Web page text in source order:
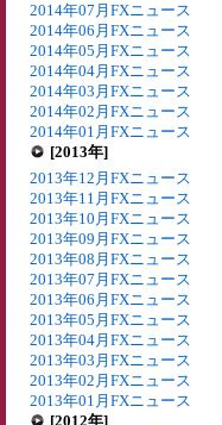
2014年07月FXニュース
2014年06月FXニュース
2014年05月FXニュース
2014年04月FXニュース
2014年03月FXニュース
2014年02月FXニュース
2014年01月FXニュース
[2013年]
2013年12月FXニュース
2013年11月FXニュース
2013年10月FXニュース
2013年09月FXニュース
2013年08月FXニュース
2013年07月FXニュース
2013年06月FXニュース
2013年05月FXニュース
2013年04月FXニュース
2013年03月FXニュース
2013年02月FXニュース
2013年01月FXニュース
[2012年]